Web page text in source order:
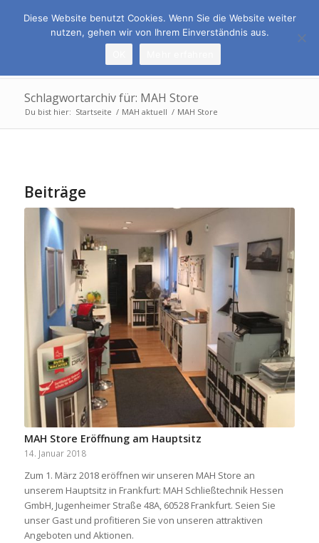
Schlagwortarchiv für: MAH Store
Du bist hier: Startseite / MAH aktuell / MAH Store
Beiträge
MAH Store Eröffnung am Hauptsitz
14. Januar 2018
Zum 1. März 2018 eröffnen wir unseren MAH Store an
unserem Hauptsitz in Frankfurt: MAH Schließtechnik Hessen
GmbH, Jugenheimer Straße 48A, 60528 Frankfurt. Seien Sie
unser Gast und profitieren Sie von unseren attraktiven
Angeboten und Aktionen.
Diese Website benutzt Cookies. Wenn Sie die Website weiter
nutzen, gehen wir von Ihrem Einverständnis aus.